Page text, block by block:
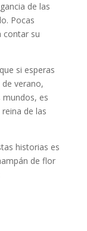
de las
Pocas
contar su
si esperas
verano,
mundos, es
de las
historias es
de flor